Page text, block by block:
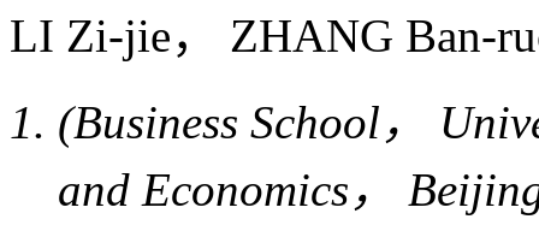
LI Zi-jie， ZHANG Ban-
(Business School，
and Economics，